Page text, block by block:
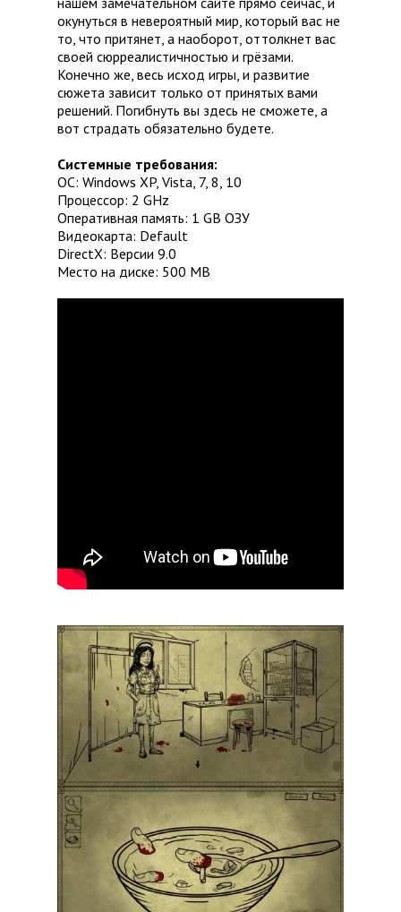
окунуться в невероятный мир, который вас не
то, что притянет, а наоборот, оттолкнет вас
своей сюрреалистичностью и грёзами.
Конечно же, весь исход игры, и развитие
сюжета зависит только от принятых вами
решений. Погибнуть вы здесь не сможете, а
вот страдать обязательно будете.
Системные требования:
ОС: Windows XP, Vista, 7, 8, 10
Процессор: 2 GHz
Оперативная память: 1 GB ОЗУ
Видеокарта: Default
DirectX: Версии 9.0
Место на диске: 500 MB